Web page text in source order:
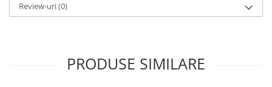
Review-uri(0)
PRODUSE SIMILARE